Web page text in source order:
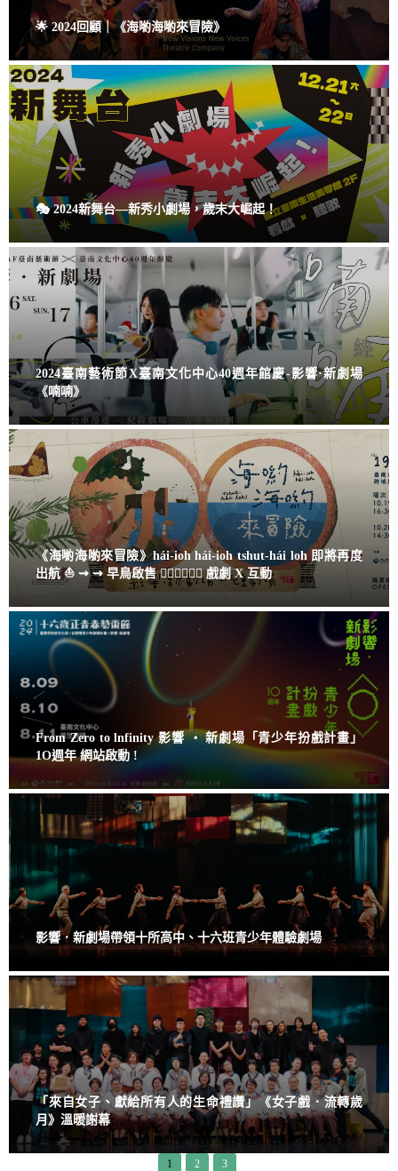
🌟 2024回顧｜《海喲海喲來冒險》
🎭 2024新舞台—新秀小劇場，歲末大崛起！
2024臺南藝術節X臺南文化中心40週年館慶-影響·新劇場
《喃喃》
《海喲海喲來冒險》hái-ioh hái-ioh tshut-hái loh 即將再度
出航 ⛵ ⇝ ⇝ 早鳥啟售 🧜‍🧜‍♀🧜🏽‍♀️ 戲劇 X 互動
From Zero to lnfinity 影響 ‧ 新劇場「青少年扮戲計畫」
1O週年 網站啟動 !
影響．新劇場帶領十所高中、十六班青少年體驗劇場
「來自女子、獻給所有人的生命禮讚」《女子戲．流轉歲
月》溫暖謝幕
1 2 3